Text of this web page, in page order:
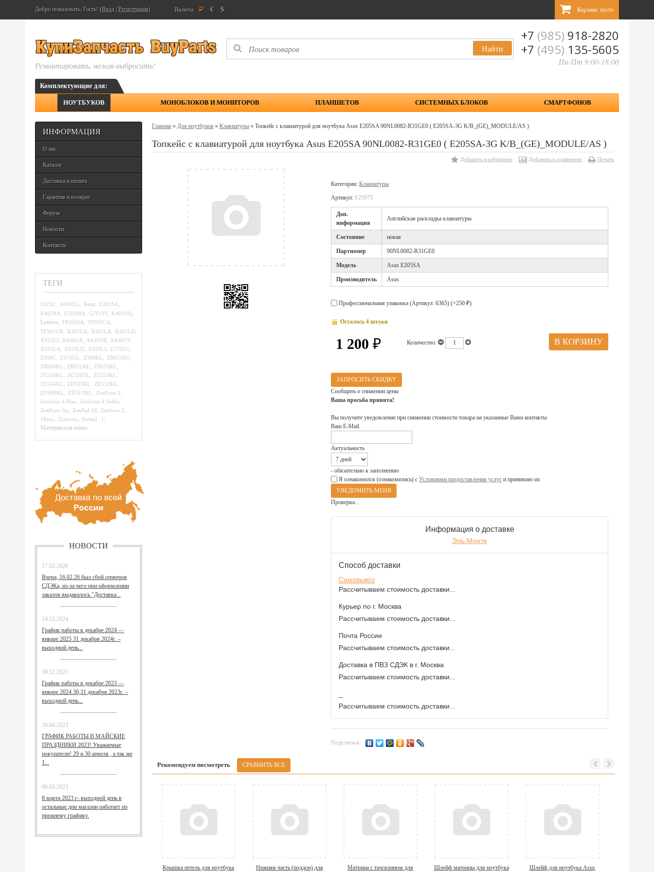
Добро пожаловать, Гость! (Вход Регистрация) Валюта: Р € $ Корзина: пусто
Ремонтировать, нельзя выбросить!
+7 (985) 918-2820
+7 (495) 135-5605
Пн-Пт 9:00-18:00
Комплектующие для:
НОУТБУКОВ МОНОБЛОКОВ И МОНИТОРОВ ПЛАНШЕТОВ СИСТЕМНЫХ БЛОКОВ СМАРТФОНОВ
ИНФОРМАЦИЯ
О нас
Каталог
Доставка и оплата
Гарантия и возврат
Форум
Новости
Контакты
ТЕГИ
1025C, A600CG, Asus, E205SA,
E402NA, E502MA, G701VI, K401UQ,
Lenovo, TP201SA, TP501UA,
TP501UB, X302UA, X455LA, X455LD,
X455LJ, X456UA, X456UR, X456UV,
X555LA, X555LD, X555LJ, Z170CG,
Z300C, Z370CG, Z380KL, ZB452KG,
ZB500KL, ZB552KL, ZB553KL,
ZC520KL, ZC520TL, ZC553KL,
ZC554KL, ZD553KL, ZE552KL,
ZU680KL, ZX551ML, ZenFone 3,
ZenFone 4 Max, ZenFone 4 Selfie,
ZenFone Go, ZenPad 10, Zenfone 2,
{Asus, {Lenovo, {benq}, },
Материнская плата
НОВОСТИ
17.02.2026
Вчера, 16.02.26 был сбой серверов
СДЭКа, из-за чего при оформлении
заказов выдавалось "Доставка...
24.12.2024
График работы в декабре 2024 —
январе 2025 31 декабря 2024г. –
выходной день...
30.12.2023
График работы в декабре 2023 —
январе 2024 30,31 декабря 2023г. –
выходной день...
26.04.2023
ГРАФИК РАБОТЫ В МАЙСКИЕ
ПРАЗДНИКИ 2023! Уважаемые
покупатели! 29 и 30 апреля , а так же
1...
06.03.2023
8 марта 2023 г- выходной день в
остальные дни магазин работает по
прежнему графику.
Главная » Для ноутбуков » Клавиатуры » Топкейс с клавиатурой для ноутбука Asus E205SA 90NL0082-R31GE0 ( E205SA-3G K/B_(GE)_MODULE/AS )
Топкейс с клавиатурой для ноутбука Asus E205SA 90NL0082-R31GE0 ( E205SA-3G K/B_(GE)_MODULE/AS )
Добавить в избранное Добавить к сравнению Печать
Категории: Клавиатуры
Артикул: F25973
Доп.
информация
Английская раскладка клавиатуры
Cостояние новая
Партномер 90NL0082-R31GE0
Модель Asus E205SA
Производитель Asus
Профессиональная упаковка (Артикул: 6365) (+250 ₽)
Осталось 4 штуки
1 200 ₽ Количество:
ЗАПРОСИТЬ СКИДКУ
Сообщить о снижении цены
Ваша просьба принята!
Вы получите уведомление при снижении стоимости товара на указанные Вами контакты
Ваш E-Mail
Актуальность
- обязательно к заполнению
Я ознакомился (ознакомилась) с Условиями предоставления услуг и принимаю их
Проверка...
Информация о доставке
Эль-Монте
Способ доставки
Самовывоз
Рассчитываем стоимость доставки...
Курьер по г. Москва
Рассчитываем стоимость доставки...
Почта России
Рассчитываем стоимость доставки...
Доставка в ПВЗ СДЭК в г. Москва
Рассчитываем стоимость доставки...
Рассчитываем стоимость доставки...
Поделиться:
Рекомендуем посмотреть
Крышка петель для ноутбука
Нижняя часть (поддон) для
Матрица с тачскрином для
Шлейф матрицы для ноутбука
Шлейф для ноутбука Asus